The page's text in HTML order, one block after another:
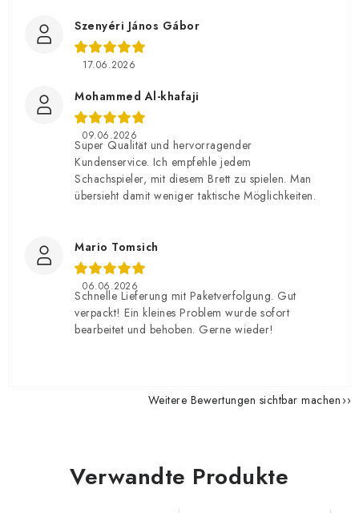
Szenyéri János Gábor
17.06.2026
Mohammed Al-khafaji
09.06.2026
Super Qualität und hervorragender
Kundenservice. Ich empfehle jedem
Schachspieler, mit diesem Brett zu spielen. Man
übersieht damit weniger taktische Möglichkeiten.
Mario Tomsich
06.06.2026
Schnelle Lieferung mit Paketverfolgung. Gut
verpackt! Ein kleines Problem wurde sofort
bearbeitet und behoben. Gerne wieder!
Weitere Bewertungen sichtbar machen
Verwandte Produkte